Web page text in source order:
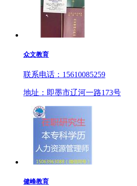
众文教育
联系电话：15610085259
地址：即墨市辽河一路173号
健峰教育